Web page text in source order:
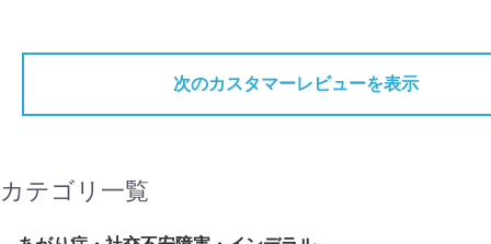
次のカスタマーレビューを表示
カテゴリ一覧